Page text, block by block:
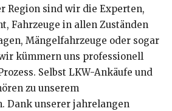
Region sind wir die Experten,
Fahrzeuge in allen Zuständen
Mängelfahrzeuge oder sogar
kümmern uns professionell
Selbst LKW-Ankäufe und
zu unserem
Dank unserer jahrelangen